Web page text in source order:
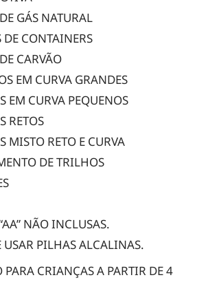
GÁS NATURAL
DE CONTAINERS
CARVÃO
EM CURVA GRANDES
EM CURVA PEQUENOS
RETOS
MISTO RETO E CURVA
DE TRILHOS
NÃO INCLUSAS.
USAR PILHAS ALCALINAS.
CRIANÇAS A PARTIR DE 4